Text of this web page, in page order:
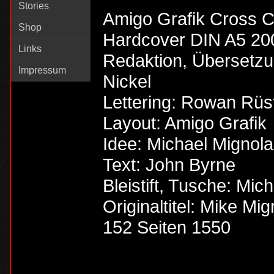
Stories
Shop
Links
Impressum
Amigo Grafik Cross
Hardcover DIN A5
Redaktion,
Nickel
Lettering: Rowan
Layout: Amigo Grafik
Idee: Michael Mignola
Text: John Byrne
Bleistift, Tusche:
Originaltitel: Mike
152 Seiten 1550